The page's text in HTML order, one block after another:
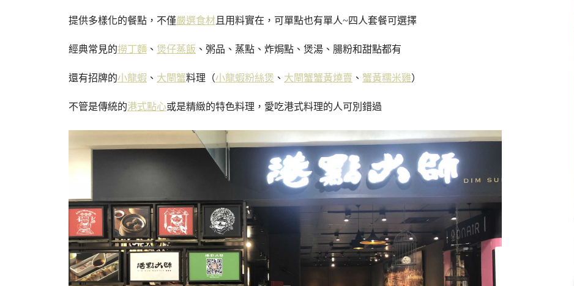
提供多樣化的餐點，不僅嚴選食材 且用料實在，可單點也有單人~四人套餐可選擇
經典常見的撈丁麵 、 煲仔蒸飯 、粥品、蒸點、炸焗點、煲湯、腸粉和甜點都有
還有招牌的小龍蝦 、 大閘蟹料理（小龍蝦粉絲煲 、 大閘蟹蟹黃燒賣 、 蟹黃糯米雞）
不管是傳統的港式點心或是精緻的特色料理，愛吃港式料理的人可別錯過